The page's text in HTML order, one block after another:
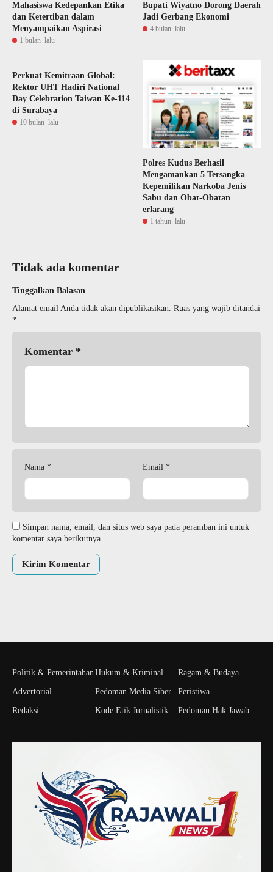
Mahasiswa Kedepankan Etika
dan Ketertiban dalam
Menyampaikan Aspirasi
1 bulan lalu
Bupati Wiyatno Dorong Daerah
Jadi Gerbang Ekonomi
4 bulan lalu
Perkuat Kemitraan Global:
Rektor UHT Hadiri National
Day Celebration Taiwan Ke-114
di Surabaya
10 bulan lalu
Polres Kudus Berhasil
Mengamankan 5 Tersangka
Kepemilikan Narkoba Jenis
Sabu dan Obat-Obatan
erlarang
1 tahun lalu
Tidak ada komentar
Tinggalkan Balasan
Alamat email Anda tidak akan dipublikasikan. Ruas yang wajib ditandai
*
Komentar *
Nama * Email *
Simpan nama, email, dan situs web saya pada peramban ini untuk
komentar saya berikutnya.
Politik & Pemerintahan
Advertorial
Redaksi
Hukum & Kriminal
Pedoman Media Siber
Kode Etik Jurnalistik
Ragam & Budaya
Peristiwa
Pedoman Hak Jawab